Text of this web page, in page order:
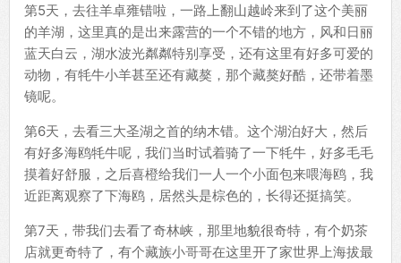
第5天，去往羊卓雍错啦，一路上翻山越岭来到了这个美丽
的羊湖，这里真的是出来露营的一个不错的地方，风和日丽
蓝天白云，湖水波光粼粼特别享受，还有这里有好多可爱的
动物，有牦牛小羊甚至还有藏獒，那个藏獒好酷，还带着墨
镜呢。
第6天，去看三大圣湖之首的纳木错。这个湖泊好大，然后
有好多海鸥牦牛呢，我们当时试着骑了一下牦牛，好多毛毛
摸着好舒服，之后喜橙给我们一人一个小面包来喂海鸥，我
近距离观察了下海鸥，居然头是棕色的，长得还挺搞笑。
第7天，带我们去看了奇林峡，那里地貌很奇特，有个奶茶
店就更奇特了，有个藏族小哥哥在这里开了家世界上海拔最